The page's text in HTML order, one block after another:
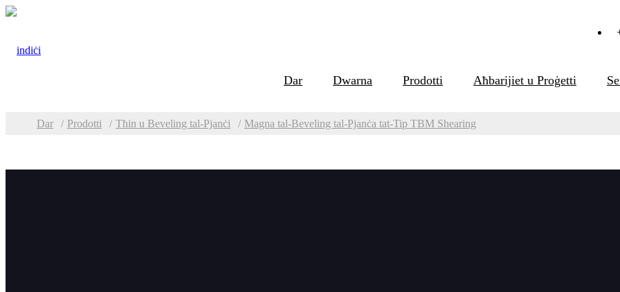
Dar Dwarna Prodotti Aħbarijiet u Proġetti
Dar Prodotti Tħin u Beveling tal-Pjanċi Magna tal-Beveling tal-Pjanċa tat-Tip TBM Shearing